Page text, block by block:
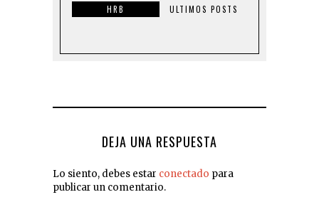
HRB ULTIMOS POSTS
DEJA UNA RESPUESTA
Lo siento, debes estar conectado para
publicar un comentario.